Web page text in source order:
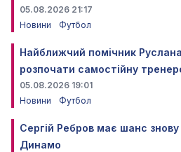
05.08.2026 21:17
Новини
Футбол
Найближчий помічник
розпочати самостійну
05.08.2026 19:01
Новини
Футбол
Сергій Ребров має шанс знову
Динамо